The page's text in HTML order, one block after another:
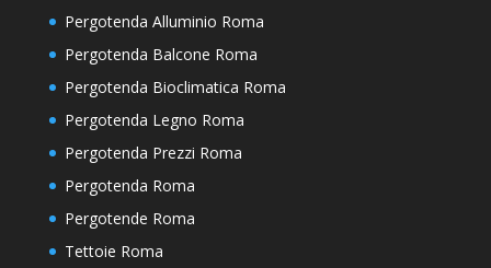
Pergotenda Alluminio Roma
Pergotenda Balcone Roma
Pergotenda Bioclimatica Roma
Pergotenda Legno Roma
Pergotenda Prezzi Roma
Pergotenda Roma
Pergotende Roma
Tettoie Roma